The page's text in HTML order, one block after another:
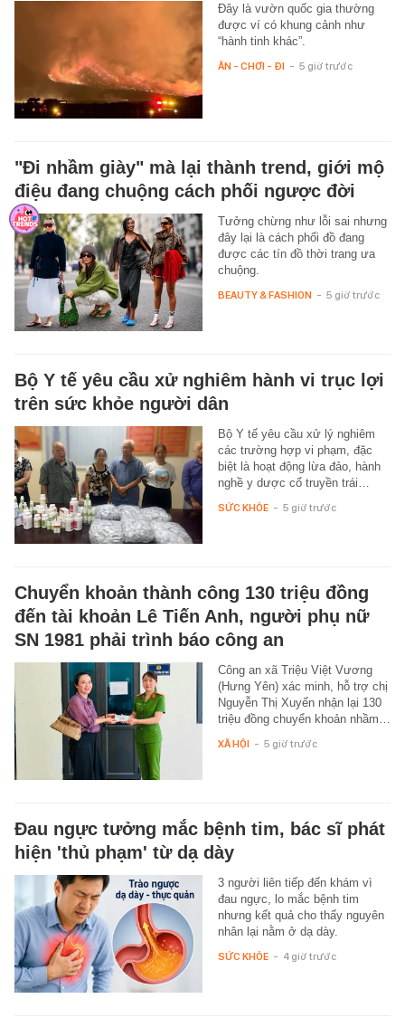
Đây là vườn quốc gia thường
được ví có khung cảnh như
“hành tinh khác”.
ĂN - CHƠI - ĐI - 5 giờ trước
"Đi nhầm giày" mà lại thành trend, giới mộ
điệu đang chuộng cách phối ngược đời
Tưởng chừng như lỗi sai nhưng
đây lại là cách phối đồ đang
được các tín đồ thời trang ưa
chuộng.
BEAUTY & FASHION - 5 giờ trước
Bộ Y tế yêu cầu xử nghiêm hành vi trục lợi
trên sức khỏe người dân
Bộ Y tế yêu cầu xử lý nghiêm
các trường hợp vi phạm, đặc
biệt là hoạt động lừa đảo, hành
nghề y dược cổ truyền trái…
SỨC KHỎE - 5 giờ trước
Chuyển khoản thành công 130 triệu đồng
đến tài khoản Lê Tiến Anh, người phụ nữ
SN 1981 phải trình báo công an
Công an xã Triệu Việt Vương
(Hưng Yên) xác minh, hỗ trợ chị
Nguyễn Thị Xuyến nhận lại 130
triệu đồng chuyển khoản nhầm…
XÃ HỘI - 5 giờ trước
Đau ngực tưởng mắc bệnh tim, bác sĩ phát
hiện 'thủ phạm' từ dạ dày
3 người liên tiếp đến khám vì
đau ngực, lo mắc bệnh tim
nhưng kết quả cho thấy nguyên
nhân lại nằm ở dạ dày.
SỨC KHỎE - 4 giờ trước